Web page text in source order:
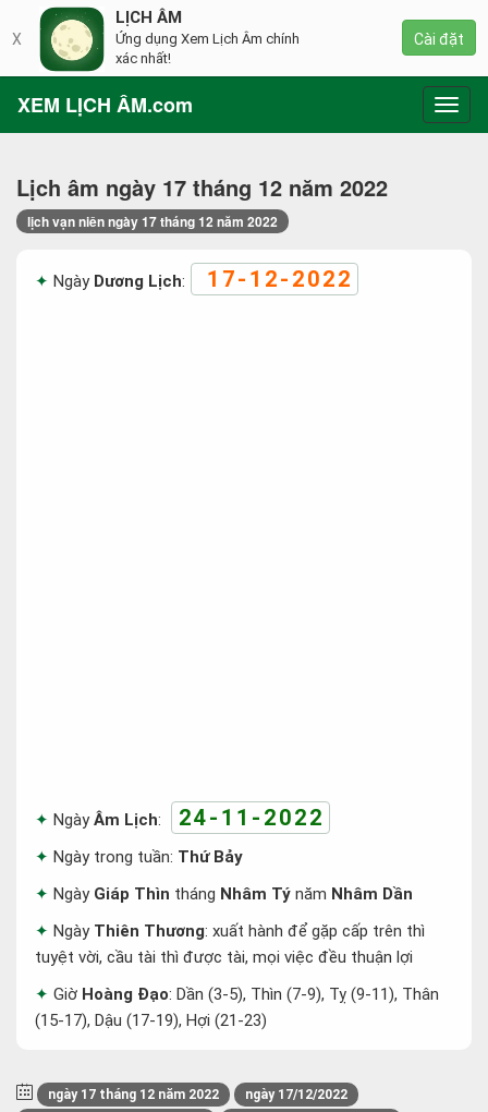
XEM LỊCH ÂM.com
Lịch âm ngày 17 tháng 12 năm 2022
lịch vạn niên ngày 17 tháng 12 năm 2022
Ngày Dương Lịch: 17-12-2022
NgàyÂm Lịch: 24-11-2022
Ngày trong tuần: Thứ Bảy
Ngày Giáp Thìn tháng Nhâm Tý năm Nhâm Dần
Ngày Thiên Thương: xuất hành để gặp cấp trên thì
tuyệt vời, cầu tài thì được tài, mọi việc đều thuận lợi
Giờ Hoàng Đạo: Dần (3-5), Thìn (7-9), Tỵ (9-11), Thân
(15-17), Dậu (17-19), Hợi (21-23)
ngày 17 tháng 12 năm 2022
ngày 17/12/2022
X
LỊCH ÂM
Ứng dụng Xem Lịch Âm chính
xác nhất!
Cài đặt